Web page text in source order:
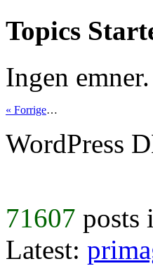
Topics
Ingen emner.
« Forrige…
WordPress
71607 posts
Latest: